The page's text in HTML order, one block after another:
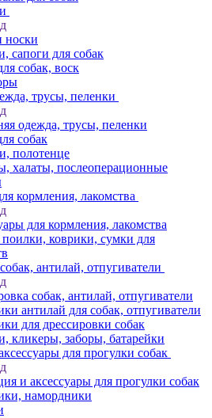
носки
сапоги для собак
собак, воск
трусы, пеленки
одежда, трусы, пеленки
собак
полотенце
халаты, послеоперационные
кормления, лакомства
для кормления, лакомства
коврики, сумки для
антилай, отпугиватели
собак, антилай, отпугиватели
антилай для собак, отпугиватели
для дрессировки собак
кликеры, заборы, батарейки
для прогулки собак
и аксессуары для прогулки собак
намордники